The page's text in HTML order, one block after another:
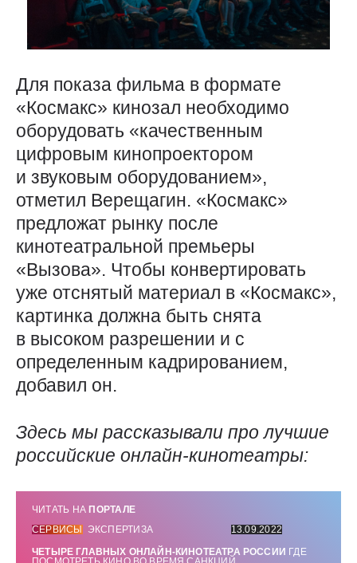
Для показа фильма в формате
«Космакс» кинозал необходимо
оборудовать «качественным
цифровым кинопроектором
и звуковым оборудованием»,
отметил Верещагин. «Космакс»
предложат рынку после
кинотеатральной премьеры
«Вызова». Чтобы конвертировать
уже отснятый материал в «Космакс»,
картинка должна быть снята
в высоком разрешении и с
определенным кадрированием,
добавил он.
Здесь мы рассказывали про лучшие
российские онлайн-кинотеатры:
ЧИТАТЬ НА ПОРТАЛЕ
СЕРВИСЫ
ЭКСПЕРТИЗА
13.09.2022
ЧЕТЫРЕ ГЛАВНЫХ ОНЛАЙН-КИНОТЕАТРА РОССИИ ГДЕ